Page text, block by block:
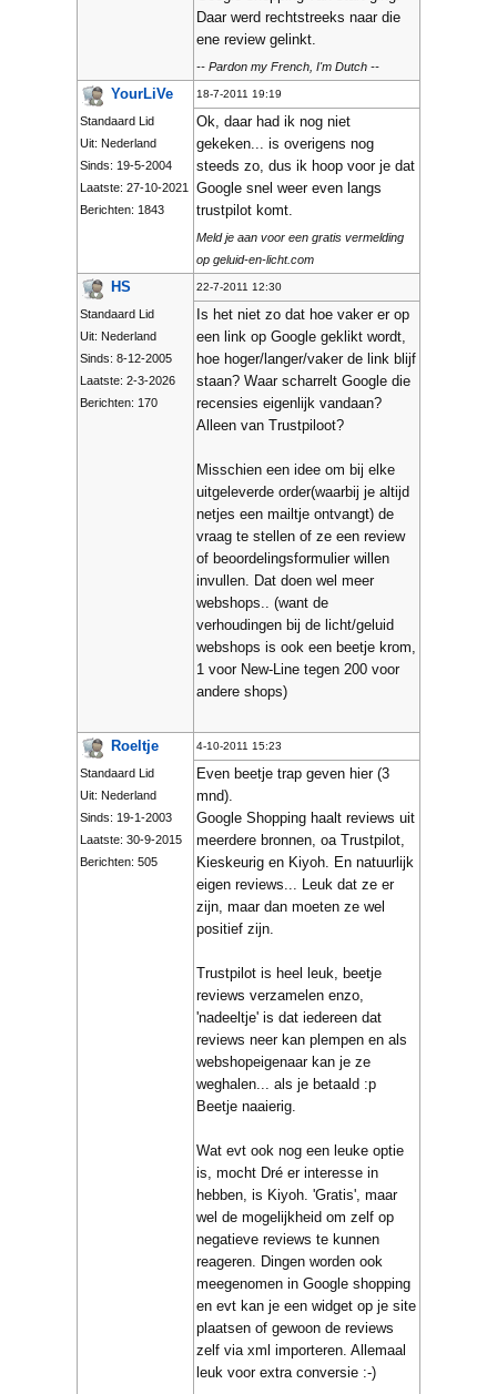
Daar werd rechtstreeks naar die
ene review gelinkt.
-- Pardon my French, I'm Dutch --
YourLiVe
Standaard Lid
Uit: Nederland
Sinds: 19-5-2004
Laatste: 27-10-2021
Berichten: 1843
18-7-2011 19:19
Ok, daar had ik nog niet
gekeken... is overigens nog
steeds zo, dus ik hoop voor je dat
Google snel weer even langs
trustpilot komt.
Meld je aan voor een gratis vermelding
op geluid-en-licht.com
HS
Standaard Lid
Uit: Nederland
Sinds: 8-12-2005
Laatste: 2-3-2026
Berichten: 170
22-7-2011 12:30
Is het niet zo dat hoe vaker er op
een link op Google geklikt wordt,
hoe hoger/langer/vaker de link blijf
staan? Waar scharrelt Google die
recensies eigenlijk vandaan?
Alleen van Trustpiloot?
Misschien een idee om bij elke
uitgeleverde order(waarbij je altijd
netjes een mailtje ontvangt) de
vraag te stellen of ze een review
of beoordelingsformulier willen
invullen. Dat doen wel meer
webshops.. (want de
verhoudingen bij de licht/geluid
webshops is ook een beetje krom,
1 voor New-Line tegen 200 voor
andere shops)
Roeltje
Standaard Lid
Uit: Nederland
Sinds: 19-1-2003
Laatste: 30-9-2015
Berichten: 505
4-10-2011 15:23
Even beetje trap geven hier (3
mnd).
Google Shopping haalt reviews uit
meerdere bronnen, oa Trustpilot,
Kieskeurig en Kiyoh. En natuurlijk
eigen reviews... Leuk dat ze er
zijn, maar dan moeten ze wel
positief zijn.
Trustpilot is heel leuk, beetje
reviews verzamelen enzo,
'nadeeltje' is dat iedereen dat
reviews neer kan plempen en als
webshopeigenaar kan je ze
weghalen... als je betaald :p
Beetje naaierig.
Wat evt ook nog een leuke optie
is, mocht Dré er interesse in
hebben, is Kiyoh. 'Gratis', maar
wel de mogelijkheid om zelf op
negatieve reviews te kunnen
reageren. Dingen worden ook
meegenomen in Google shopping
en evt kan je een widget op je site
plaatsen of gewoon de reviews
zelf via xml importeren. Allemaal
leuk voor extra conversie :-)